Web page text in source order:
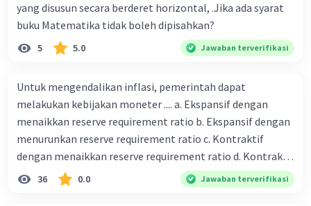
sebagai penggerak investasi dengan memperhatikan dan
memasukan surat berharga 24. Nama lembaga keuangan
non bank yang bertugas mengatasi para rensumen 25.
Ciri" dari masyarakat ekonomi abad ke 21
yang disusun secara berderet horizontal, .Jika ada syarat
buku Matematika tidak boleh dipisahkan?
5 5.0 Jawaban terverifikasi
Untuk mengendalikan inflasi, pemerintah dapat
melakukan kebijakan moneter .... a. Ekspansif dengan
menaikkan reserve requirement ratio b. Ekspansif dengan
menurunkan reserve requirement ratio c. Kontraktif
dengan menaikkan reserve requirement ratio d. Kontraktif
dengan menurunkan reserve requirement ratio e.
Ekspansif dengan menaikkan tingkat diskonto Bila Bank
36 0.0 Jawaban terverifikasi